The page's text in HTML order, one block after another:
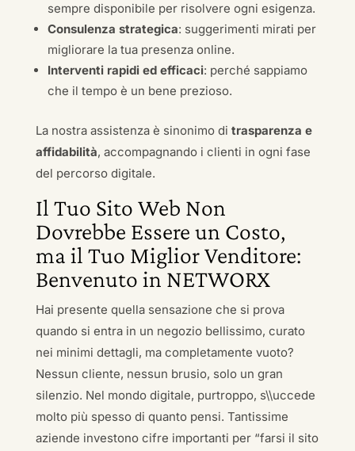
sempre disponibile per risolvere ogni esigenza.
Consulenza strategica: suggerimenti mirati per
migliorare la tua presenza online.
Interventi rapidi ed efficaci: perché sappiamo
che il tempo è un bene prezioso.
La nostra assistenza è sinonimo di trasparenza e
affidabilità, accompagnando i clienti in ogni fase
del percorso digitale.
Il Tuo Sito Web Non
Dovrebbe Essere un Costo,
ma il Tuo Miglior Venditore:
Benvenuto in NETWORX
Hai presente quella sensazione che si prova
quando si entra in un negozio bellissimo, curato
nei minimi dettagli, ma completamente vuoto?
Nessun cliente, nessun brusio, solo un gran
silenzio. Nel mondo digitale, purtroppo, s\\uccede
molto più spesso di quanto pensi. Tantissime
aziende investono cifre importanti per “farsi il sito